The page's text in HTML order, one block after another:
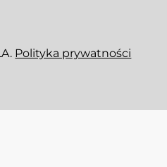
Polityka prywatności